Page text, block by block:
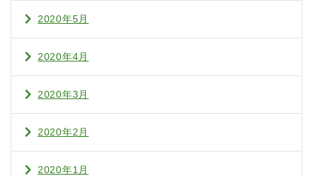
2020年5月
2020年4月
2020年3月
2020年2月
2020年1月